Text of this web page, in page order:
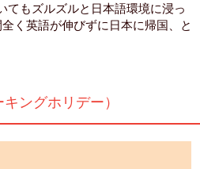
てもズルズルと日本語環境に浸っ
く英語が伸びずに日本に帰国、と
ングホリデー）